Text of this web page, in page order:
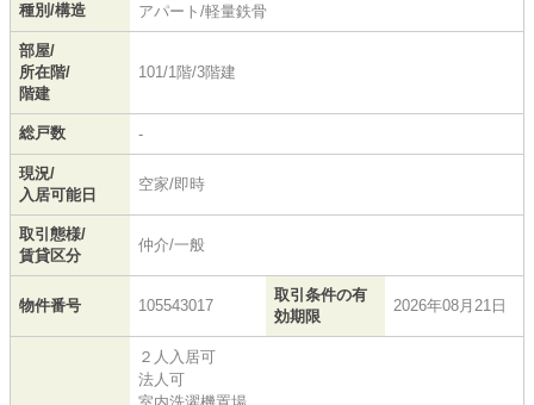
種別/構造 アパート/軽量鉄骨
部屋/
所在階/
階建
101/1階/3階建
総戸数 -
現況/
入居可能日
空家/即時
取引態様/
賃貸区分
仲介/一般
物件番号 105543017
取引条件の有
効期限
2026年08月21日
２人入居可
法人可